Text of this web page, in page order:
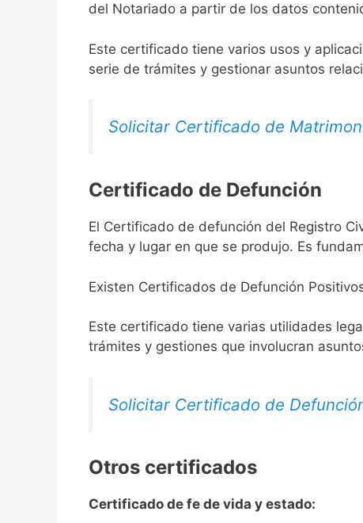
del Notariado a partir de los datos
Este certificado tiene varios usos y
serie de trámites y gestionar asuntos
Solicitar Certificado de
Certificado de Defunción
El Certificado de defunción del Registro
fecha y lugar en que se produjo. Es
Existen Certificados de Defunción
Este certificado tiene varias utilidades
trámites y gestiones que involucran
Solicitar Certificado de
Otros certificados
Certificado de fe de vida y estado: